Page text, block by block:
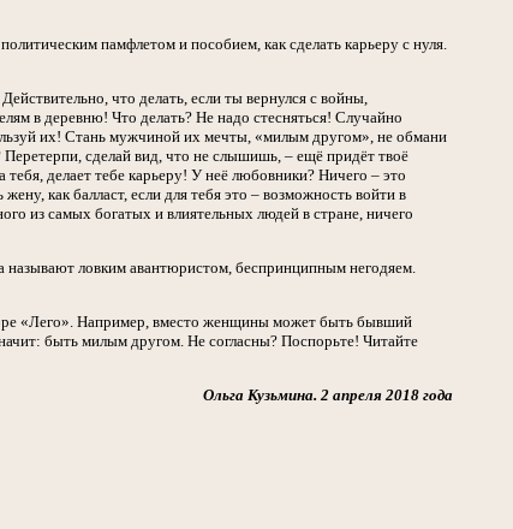
памфлетом и пособием, как сделать карьеру с нуля.
что делать, если ты вернулся с войны,
в деревню! Что делать? Не надо стесняться! Случайно
их! Стань мужчиной их мечты, «милым другом», не обмани
сделай вид, что не слышишь, – ещё придёт твоё
делает тебе карьеру! У неё любовники? Ничего – это
как балласт, если для тебя это – возможность войти в
из самых богатых и влиятельных людей в стране, ничего
ловким авантюристом, беспринципным негодяем.
«Лего». Например, вместо женщины может быть бывший
быть милым другом. Не согласны? Поспорьте! Читайте
Ольга Кузьмина. 2 апреля 2018 года